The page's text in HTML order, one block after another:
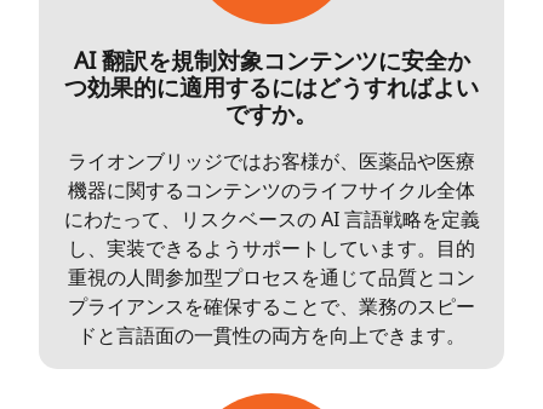
AI 翻訳を規制対象コンテンツに安全か
つ効果的に適用するにはどうすればよい
ですか。
ライオンブリッジではお客様が、医薬品や医療
機器に関するコンテンツのライフサイクル全体
にわたって、リスクベースの AI 言語戦略を定義
し、実装できるようサポートしています。目的
重視の人間参加型プロセスを通じて品質とコン
プライアンスを確保することで、業務のスピー
ドと言語面の一貫性の両方を向上できます。